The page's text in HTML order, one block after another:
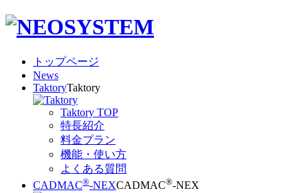
トップページ
News
TaktoryTaktory
Taktory TOP
特長紹介
料金プラン
機能・使い方
よくある質問
CADMAC®-NEXCADMAC®-NEX